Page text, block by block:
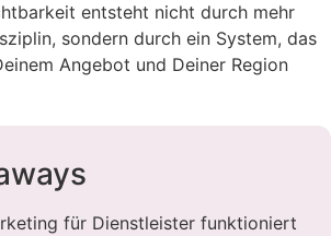
entsteht nicht durch mehr
sondern durch ein System, das
Angebot und Deiner Region
für Dienstleister funktioniert